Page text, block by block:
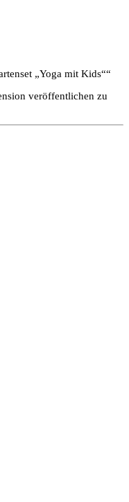
„Yoga mit Kids““
veröffentlichen zu